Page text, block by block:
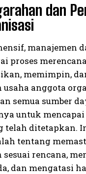
dan
manajemen
proses
memimpin,
anggota
semua sumber
untuk mencapai
telah ditetapkan.
tentang
sesuai rencana,
dan mengatasi